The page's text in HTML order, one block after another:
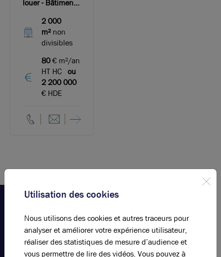
louer - Bâtiment
stockage équipé
de nombreux
quais sur le sud-
ouest de Lyon
2 000
m² non
divisibles
80€ m²/an
HT HC ou
2 200 000
€ HDE
Votre
agence
Brice
Utilisation des cookies
Nous utilisons des cookies et autres traceurs pour
analyser et améliorer votre expérience utilisateur,
réaliser des statistiques de mesure d’audience et
vous permettre de lire des vidéos. Vous pouvez à